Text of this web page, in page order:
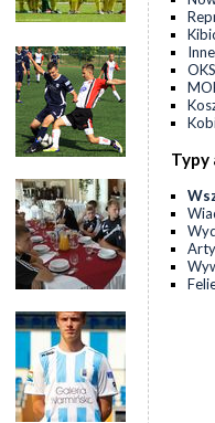
Inne
Typy